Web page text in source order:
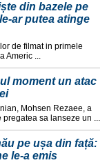
din bazele pe
ar putea atinge
de filmat in primele
Americ ...
moment un atac
Mohsen Rezaee, a
sa lanseze un ...
pe ușa din față:
le-a emis